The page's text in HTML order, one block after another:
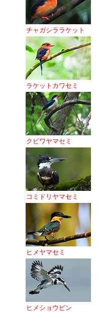
チャガシララケット
ラケットカワセミ
クビワヤマセミ
コミドリヤマセミ
ヒメヤマセミ
ヒメショウビン